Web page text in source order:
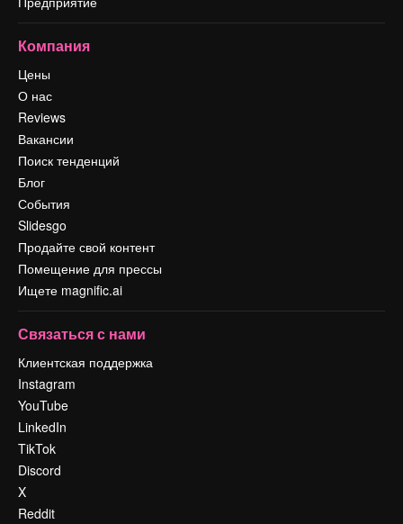
Компания
Цены
О нас
Reviews
Вакансии
Поиск тенденций
Блог
События
Slidesgo
Продайте свой контент
Помещение для прессы
Ищете magnific.ai
Связаться с нами
Клиентская поддержка
Instagram
YouTube
LinkedIn
TikTok
Discord
X
Reddit